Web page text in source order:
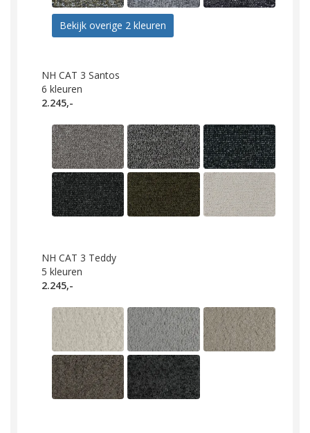
Bekijk overige 2 kleuren
NH CAT 3 Santos
6 kleuren
2.245,-
NH CAT 3 Teddy
5 kleuren
2.245,-